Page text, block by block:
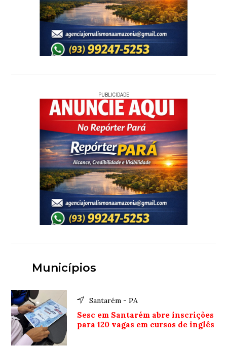
PUBLICIDADE
Municípios
Santarém - PA
Sesc em Santarém abre inscrições
para 120 vagas em cursos de inglês